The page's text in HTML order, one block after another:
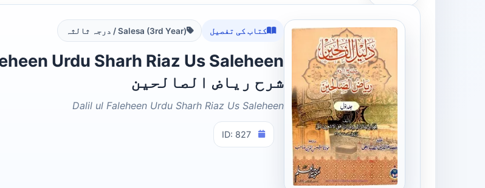
کتاب کی تفصیل Salesa (3rd Year) / درجہ ثالثہ
شرح ریاض الصالحین
Dalil ul Faleheen Urdu Sharh Riaz Us Saleheen
ID: 827